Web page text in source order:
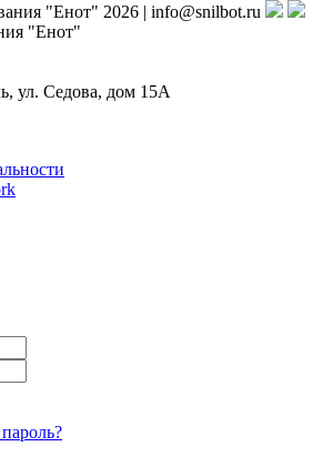
"Енот" 2026 | info@snilbot.ru
"Енот"
ул. Седова, дом 15А